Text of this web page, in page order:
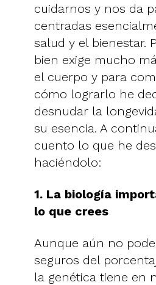
cuidarnos y nos da
centradas
salud y el bienestar.
bien exige mucho
el cuerpo y para
cómo lograrlo he
desnudar la
su esencia. A
cuento lo que he
haciéndolo:
1. La biología
lo que crees
Aunque aún no
seguros del
la genética tiene en